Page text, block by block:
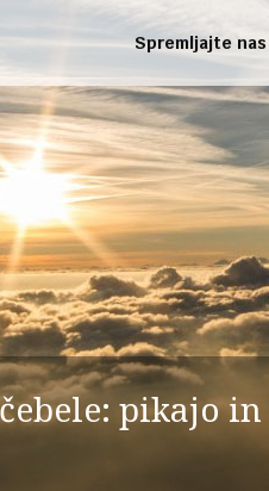
Spremljajte nas
čebele: pikajo